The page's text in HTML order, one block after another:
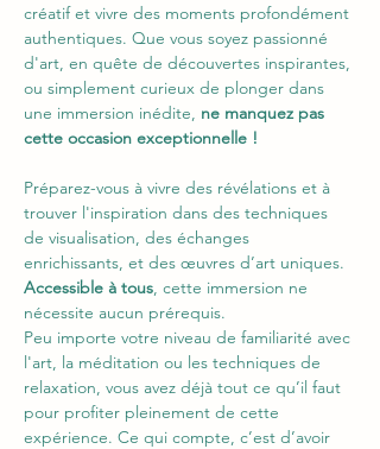
créatif et vivre des moments profondément
authentiques. Que vous soyez passionné
d'art, en quête de découvertes inspirantes,
ou simplement curieux de plonger dans
une immersion inédite, ne manquez pas
cette occasion exceptionnelle !
Préparez-vous à vivre des révélations et à
trouver l'inspiration dans des techniques
de visualisation, des échanges
enrichissants, et des œuvres d’art uniques.
Accessible à tous, cette immersion ne
nécessite aucun prérequis.
Peu importe votre niveau de familiarité avec
l'art, la méditation ou les techniques de
relaxation, vous avez déjà tout ce qu’il faut
pour profiter pleinement de cette
expérience. Ce qui compte, c’est d’avoir